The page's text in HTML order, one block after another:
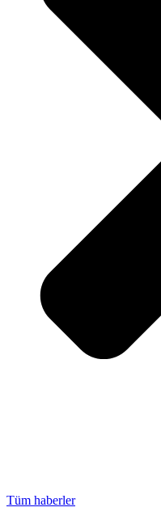
Tüm haberler